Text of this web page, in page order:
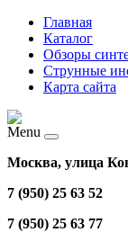
Главная
Каталог
Обзоры
Струнные
Карта сайта
Menu
Москва, улица
7 (950) 25 63 52
7 (950) 25 63 77